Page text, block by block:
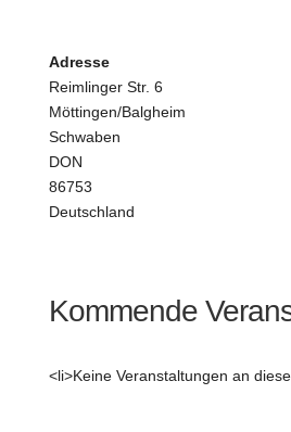
Adresse
Reimlinger Str. 6
Möttingen/Balgheim
Schwaben
DON
86753
Deutschland
Kommende
<li>Keine Veranstaltungen an